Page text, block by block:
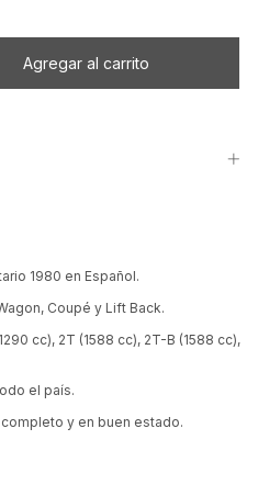
1980 en Español.
Coupé y Lift Back.
cc), 2T (1588 cc), 2T-B (1588 cc),
el país.
completo y en buen estado.